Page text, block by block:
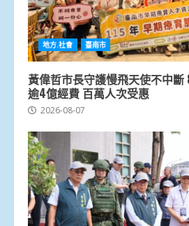
地方.社會 臺南市
黃偉哲市長守護慢飛天使不中
逾4億經費 百萬人次受惠
2026-08-07